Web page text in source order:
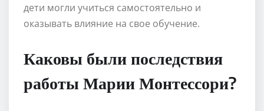
дети могли учиться самостоятельно и
оказывать влияние на свое обучение.
Каковы были последствия
работы Марии Монтессори?